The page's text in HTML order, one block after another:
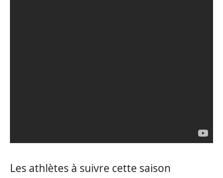
Les athlètes à suivre cette saison